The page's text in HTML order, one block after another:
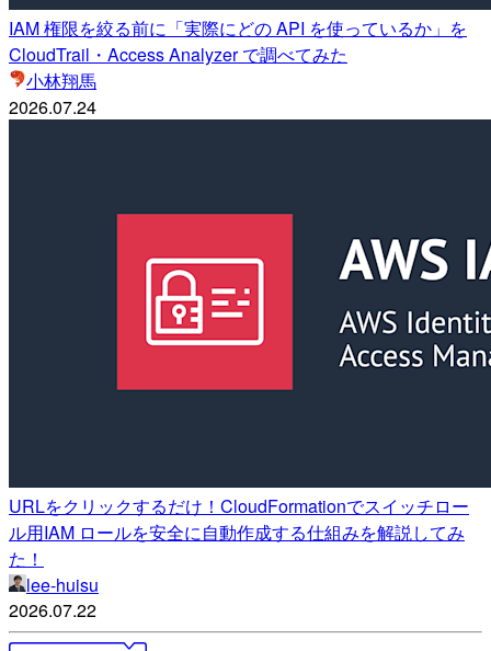
IAM 権限を絞る前に「実際にどの API を使っているか」を
CloudTrail・Access Analyzer で調べてみた
小林翔馬
2026.07.24
URLをクリックするだけ！CloudFormationでスイッチロー
ル用IAM ロールを安全に自動作成する仕組みを解説してみ
た！
lee-huisu
2026.07.22